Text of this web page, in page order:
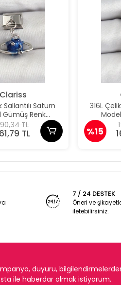
Clariss
Sallantılı Satürn
Gümüş Renk
Charm
TL
TL
316L
%15
7 / 24 DESTEK
Öneri ve
iletebilirsiniz.
duyuru,
ile haberdar olmak istiyorum.